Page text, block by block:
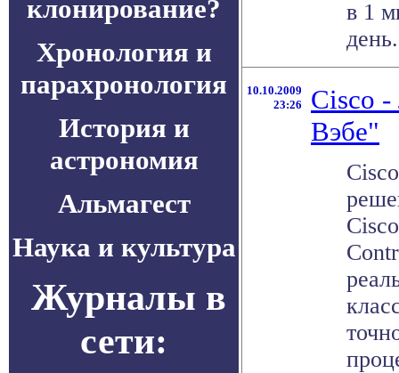
клонирование?
Хронология и
парахронология
История и
астрономия
Альмагест
Наука и культура
Журналы в
сети:
в 1
10.10.2009
23:26
Cisco -
Вэбе"